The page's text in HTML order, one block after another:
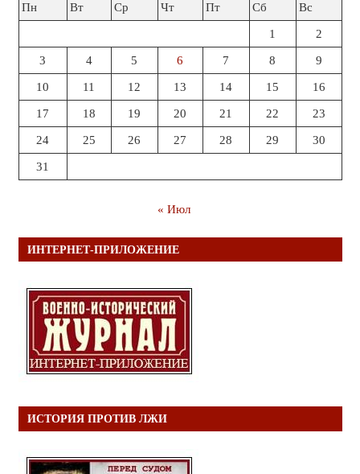
Пн
Вт Ср Чт Пт Сб Вс
1 2
3 4 5 6 7 8 9
10 11 12 13 14 15 16
17 18 19 20 21 22 23
24 25 26 27 28 29 30
31
« Июл
ИНТЕРНЕТ-ПРИЛОЖЕНИЕ
ИСТОРИЯ ПРОТИВ ЛЖИ